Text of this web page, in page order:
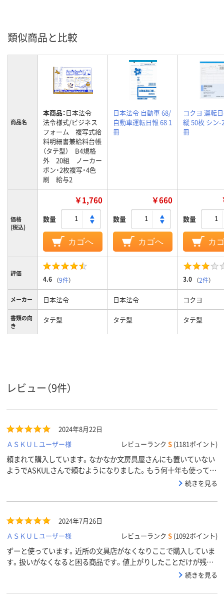
類似商品と比較
商品名
本商品：日本法令
法令様式/ビジネス
フォーム 複写式給
料明細書兼給料台帳
（タテ型） B4規格
外 20組 ノーカー
ボン・2枚複写・4色
刷 給与2
日本法令 自動車 68/
自動車運転日報 68 1
冊
コクヨ 運転
縦 50枚 シン-
冊
価格
(税込)
￥1,760
数量
カゴへ
￥660
数量
カゴへ
数量
カ
評価
4.6 （9件） 3.0 （2件）
メーカー 日本法令 日本法令 コクヨ
書類の向
き
タテ型 タテ型 タテ型
レビュー（9件）
2024年8月22日
ＡＳＫＵＬユーザー様
レビューランク S (1181ポイント)
頼まれて購入しています。なかなか文房具屋さんにも置いていない
ようでASKULさんで頼むようになりました。もう何十年も使ってい
るようなので、この先もずっと使っていくと思います。取り扱いが
続きを見る
2024年7月26日
ＡＳＫＵＬユーザー様
レビューランク S (1092ポイント)
ずーと使っています。近所の文具店がなくなりここで購入していま
す。扱いがなくなると困る商品です。値上がりしたことだけが残念
続きを見る